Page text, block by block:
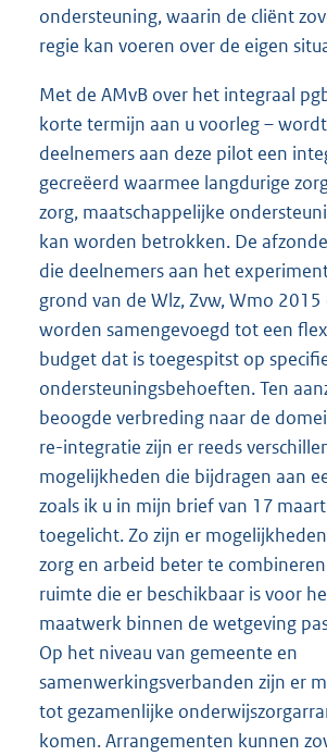
ondersteuning, waarin de cliënt
regie kan voeren over de eigen
Met de AMvB over het integraal
korte termijn aan u voorleg –
deelnemers aan deze pilot een
gecreëerd waarmee langdurige
zorg, maatschappelijke
kan worden betrokken. De
die deelnemers aan het
grond van de Wlz, Zvw, Wmo
worden samengevoegd tot een
budget dat is toegespitst op
ondersteuningsbehoeften. Ten
beoogde verbreding naar de
re-integratie zijn er reeds
mogelijkheden die bijdragen aan
zoals ik u in mijn brief van 17
toegelicht. Zo zijn er
zorg en arbeid beter te
ruimte die er beschikbaar is voor
maatwerk binnen de wetgeving
Op het niveau van gemeente en
samenwerkingsverbanden zijn er
tot gezamenlijke
komen. Arrangementen kunnen